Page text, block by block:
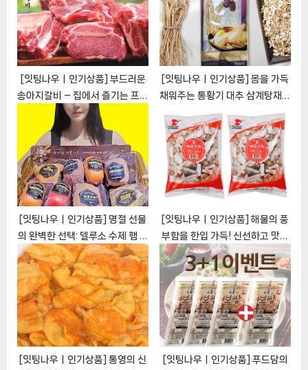
s
t
:
:
[잇팅나우ㅣ인기상품] 부드러운
송아지갈비 – 집에서 즐기는 프리
미엄 갈비의 매력 [EatingNOW
ㅣ추천상품]
[잇팅나우ㅣ인기상품] 몸을 가득
채워주는 통황기 대추 삼계탕재료
백숙재료 [EatingNOWㅣ추천
상품]
[잇팅나우ㅣ인기상품] 명절 선물
의 완벽한 선택: 델루소 수제 햄 명
절 선물 세트 [EatingNOWㅣ추
천상품]
[잇팅나우ㅣ인기상품] 해물의 풍
부함을 한입 가득! 신선하고 맛있
는 [1+1 무배] 해물모듬 800g
[EatingNOWㅣ추천상품]
[잇팅나우ㅣ인기상품] 통영의 신
[잇팅나우ㅣ인기상품] 푸드담의